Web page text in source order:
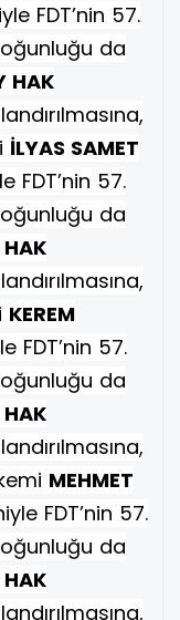
FDT’nin 57.
da
HAK
İLYAS SAMET
FDT’nin 57.
da
KEREM
FDT’nin 57.
da
MEHMET
FDT’nin 57.
da